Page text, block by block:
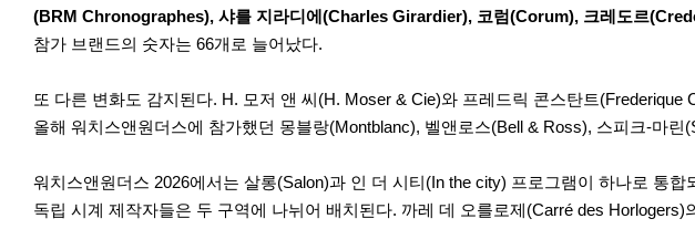
(BRM Chronographes), 샤를 지라디에(Charles Girardier), 코럼(Corum), 크레도르
참가 브랜드의 숫자는 66개로 늘어났다.
또 다른 변화도 감지된다. H. 모저 앤 씨(H. Moser & Cie)와 프레드릭 콘스탄트
올해 워치스앤원더스에 참가했던 몽블랑(Montblanc), 벨앤로스(Bell & Ross), 스피크-마
워치스앤원더스 2026에서는 살롱(Salon)과 인 더 시티(In the city) 프로그램이 하나로 통
독립 시계 제작자들은 두 구역에 나뉘어 배치된다. 까레 데 오를로제(Carré des